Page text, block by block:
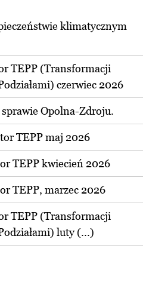
klimatycznym
TEPP (Transformacji
czerwiec 2026
Opolna-Zdroju.
TEPP maj 2026
TEPP kwiecień 2026
TEPP, marzec 2026
TEPP (Transformacji
luty (...)